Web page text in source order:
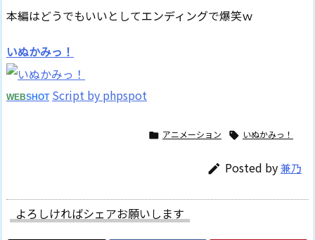
本編はどうでもいいとしてエンディングで爆笑ｗ
いぬかみっ！
WEBSHOT Script by phpspot
 アニメーション  いぬかみっ！
 Posted by兼乃
よろしければシェアお願いします